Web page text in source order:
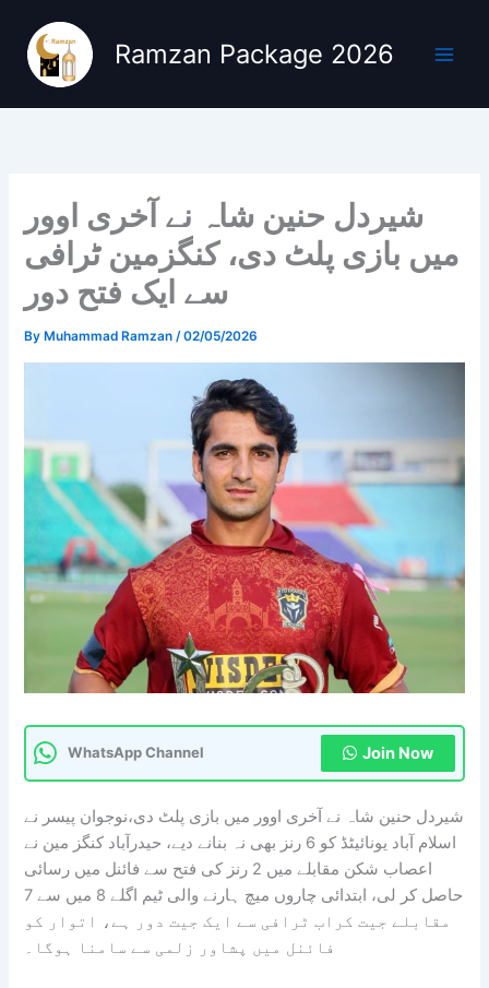
content
Ramzan Package 2026
شیردل حنین شاہ نے آخری اوور
میں بازی پلٹ دی، کنگزمین ٹرافی
سے ایک فتح دور
By Muhammad Ramzan/02/05/2026
WhatsApp Channel Join Now
شیردل حنین شاہ نے آخری اوور میں بازی پلٹ دی،نوجوان پیسر نے
اسلام آباد یونائیٹڈ کو 6 رنز بھی نہ بنانے دیے، حیدرآباد کنگز مین نے
اعصاب شکن مقابلے میں 2 رنز کی فتح سے فائنل میں رسائی
حاصل کر لی، ابتدائی چاروں میچ ہارنے والی ٹیم اگلے 8 میں سے 7
مقابلے جیت کراب ٹرافی سے ایک جیت دور ہے، اتوار کو
فائنل میں پشاور زلمی سے سامنا ہوگا۔